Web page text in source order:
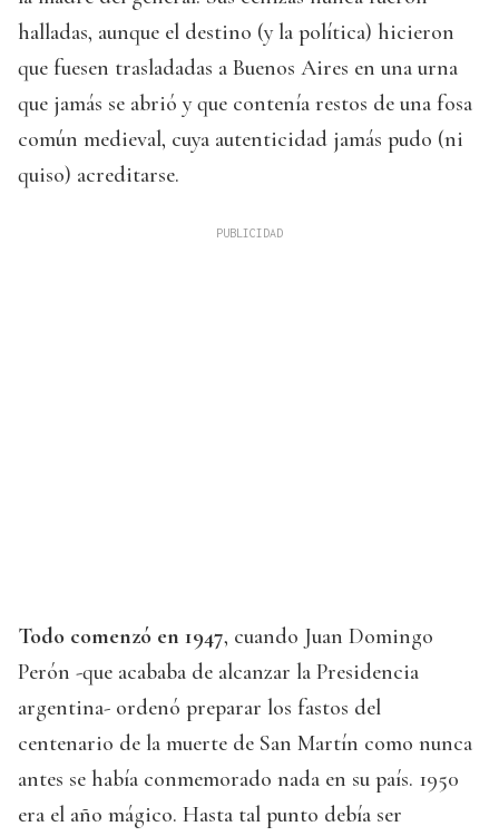
halladas, aunque el destino (y la política) hicieron
que fuesen trasladadas a Buenos Aires en una urna
que jamás se abrió y que contenía restos de una fosa
común medieval, cuya autenticidad jamás pudo (ni
quiso) acreditarse.
Todo comenzó en 1947, cuando Juan Domingo
Perón -que acababa de alcanzar la Presidencia
argentina- ordenó preparar los fastos del
centenario de la muerte de San Martín como nunca
antes se había conmemorado nada en su país. 1950
era el año mágico. Hasta tal punto debía ser